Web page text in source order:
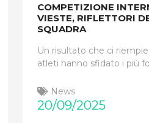
COMPETIZIONE
VIESTE, RIFLETTORI
SQUADRA
Un risultato che ci
atleti hanno sfidato i più
News
20/09/2025